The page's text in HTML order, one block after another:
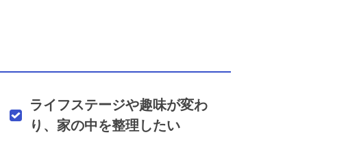
ライフステージや趣味が変わ
り、家の中を整理したい